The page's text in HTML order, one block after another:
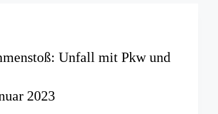
Unfall mit Pkw und
2023